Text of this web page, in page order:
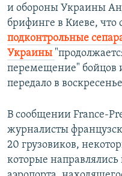
Все сайты РСЕ/РС
и обороны Украины
брифинге в Киеве, что
подконтрольные
Украины
перемещение" бойцов
передало в
В сообщении France-
журналисты
20 грузовиков,
которые направлялись